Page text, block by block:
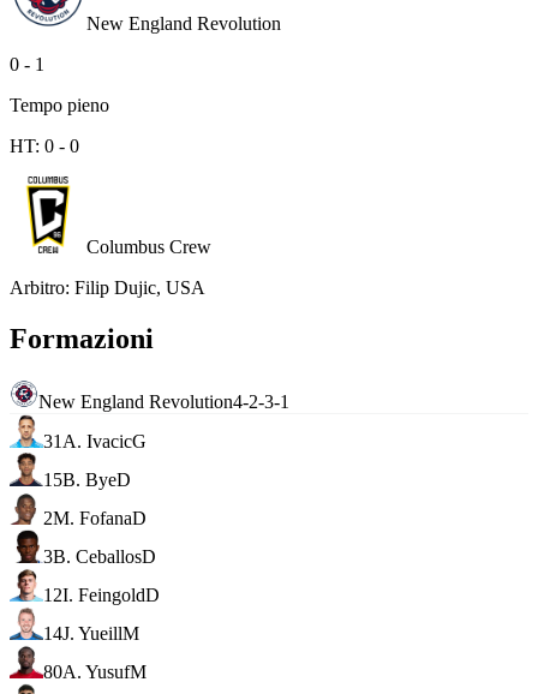
New England Revolution
0 - 1
Tempo pieno
HT: 0 - 0
Columbus Crew
Arbitro: Filip Dujic, USA
Formazioni
New England Revolution4-2-3-1
31 A. IvacicG
15B. ByeD
2M. FofanaD
3B. CeballosD
12I. FeingoldD
14J. YueillM
80A. YusufM